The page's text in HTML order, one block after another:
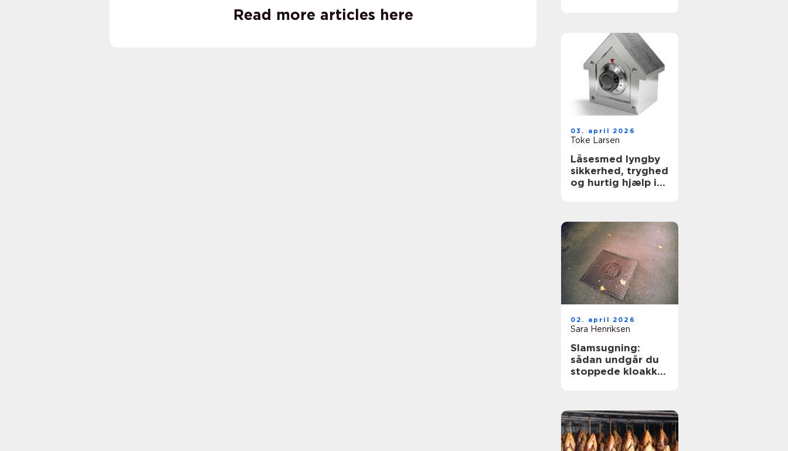
Read more articles here
03. april 2026
Toke Larsen
Låsesmed lyngby
sikkerhed, tryghed
og hurtig hjælp i
02. april 2026
Sara Henriksen
Slamsugning:
sådan undgår du
stoppede kloakker